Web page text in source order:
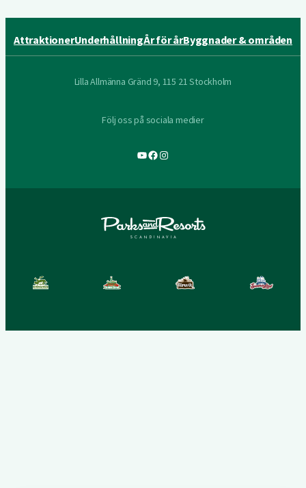
AttraktionerUnderhållningÅr för årByggnader & områden
Lilla Allmänna Gränd 9, 115 21 Stockholm
Följ oss på sociala medier
YouTube
Facebook
Instagram